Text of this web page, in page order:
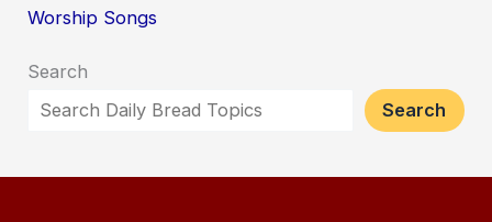
Worship Songs
Search
Search